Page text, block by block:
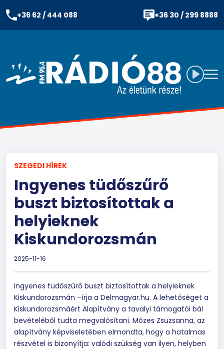
+36 62 / 444 088 +36 30 / 299 8888
SZEGEDI HÍREK
Ingyenes tüdőszűrő
buszt biztosítottak a
helyieknek
Kiskundorozsmán
2025-11-16
Ingyenes tüdőszűrő buszt biztosítottak a helyieknek
Kiskundorozsmán –írja a Delmagyar.hu. A lehetőséget a
Kiskundorozsmáért Alapítvány a tavalyi támogatói bál
bevételéből tudta megvalósítani. Mózes Zsuzsanna, az
alapítvány képviseletében elmondta, hogy a hatalmas
részvétel is bizonyítja: valódi szükség van ilyen, helyben